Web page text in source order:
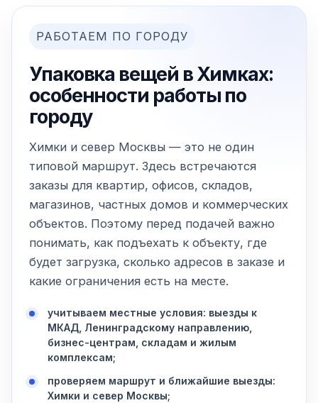
РАБОТАЕМ ПО ГОРОДУ
Упаковка вещей в Химках:
особенности работы по
городу
Химки и север Москвы — это не один
типовой маршрут. Здесь встречаются
заказы для квартир, офисов, складов,
магазинов, частных домов и коммерческих
объектов. Поэтому перед подачей важно
понимать, как подъехать к объекту, где
будет загрузка, сколько адресов в заказе и
какие ограничения есть на месте.
учитываем местные условия: выезды к
МКАД, Ленинградскому направлению,
бизнес-центрам, складам и жилым
комплексам;
проверяем маршрут и ближайшие выезды:
Химки и север Москвы;